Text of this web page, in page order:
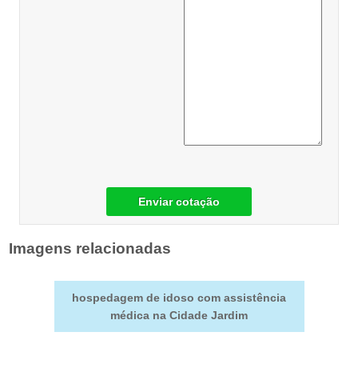
Enviar cotação
Imagens relacionadas
hospedagem de idoso com assistência
médica na Cidade Jardim